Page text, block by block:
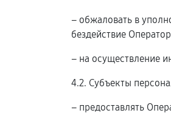
– обжаловать в
бездействие
– на осуществление
4.2. Субъекты
– предоставлять